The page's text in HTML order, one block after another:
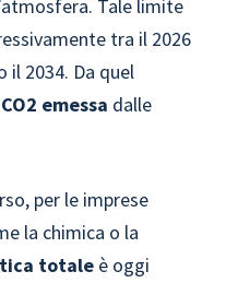
Tale limite
tra il 2026
il 2034. Da quel
emessa dalle
per le imprese
la chimica o la
totale è oggi